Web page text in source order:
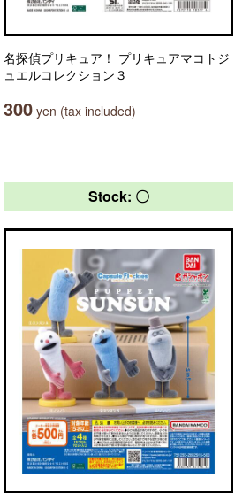
名探偵プリキュア！ プリキュアマコトジ
ュエルコレクション３
300 yen (tax included)
Stock: 〇